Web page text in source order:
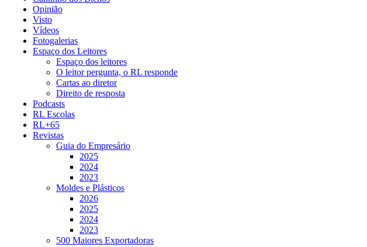
Opinião
Visto
Vídeos
Fotogalerias
Espaço dos Leitores
Espaço dos leitores
O leitor pergunta, o RL responde
Cartas ao diretor
Direito de resposta
Podcasts
RL Escolas
RL+65
Revistas
Guia do Empresário
2025
2024
2023
Moldes e Plásticos
2026
2025
2024
2023
500 Maiores Exportadoras